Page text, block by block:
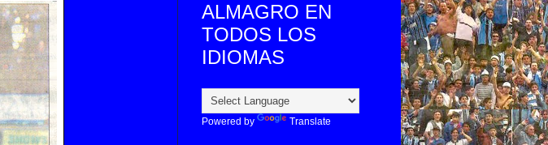
ALMAGRO EN
TODOS LOS
IDIOMAS
Powered by Translate